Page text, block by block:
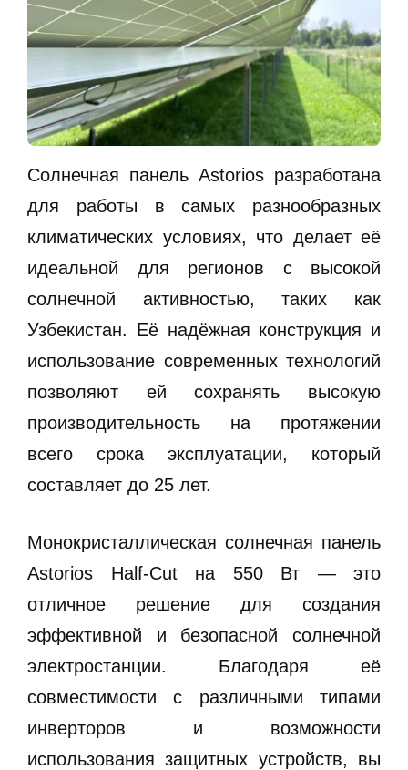
Солнечная панель Astorios разработана
для работы в самых разнообразных
климатических условиях, что делает её
идеальной для регионов с высокой
солнечной активностью, таких как
Узбекистан. Её надёжная конструкция и
использование современных технологий
позволяют ей сохранять высокую
производительность на протяжении
всего срока эксплуатации, который
составляет до 25 лет.
Монокристаллическая солнечная панель
Astorios Half-Cut на 550 Вт — это
отличное решение для создания
эффективной и безопасной солнечной
электростанции. Благодаря её
совместимости с различными типами
инверторов и возможности
использования защитных устройств, вы